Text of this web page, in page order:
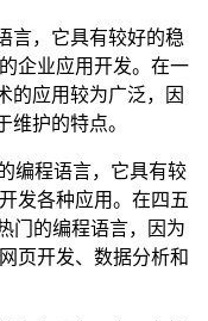
言，它具有较好的稳
企业应用开发。在一
的应用较为广泛，因
维护的特点。
编程语言，它具有较
发各种应用。在四五
门的编程语言，因为
页开发、数据分析和